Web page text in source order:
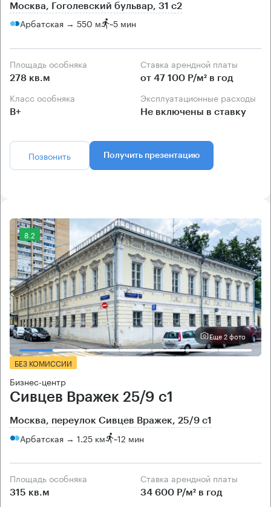
Москва, Гоголевский бульвар, 31 с2
Арбатская → 550 м ~5 мин
Площадь особняка
278 кв.м
Ставка арендной платы
от 47 100 Р/м² в год
Класс особняка
B+
Эксплуатационные расходы
Не включены в ставку
Позвонить Получить презентацию
8.2
Еще 2 фото
БЕЗ КОМИССИИ
Бизнес-центр
Сивцев Вражек 25/9 с1
Москва, переулок Сивцев Вражек, 25/9 с1
Арбатская → 1.25 км ~12 мин
Площадь особняка
315 кв.м
Ставка арендной платы
34 600 Р/м² в год